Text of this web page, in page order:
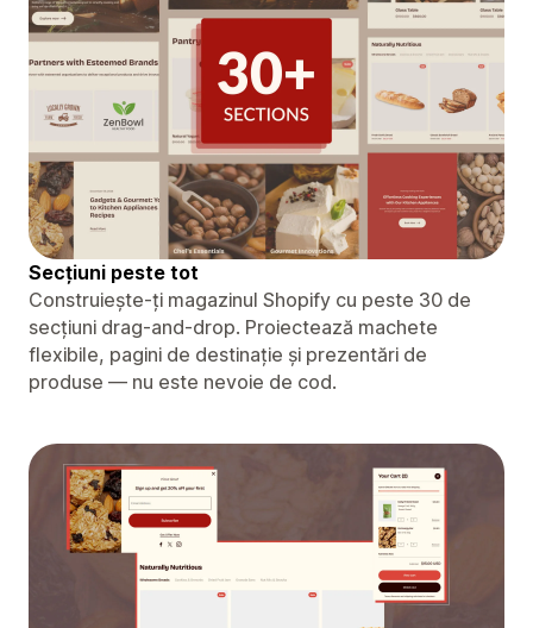
Secțiuni peste tot
Construiește-ți magazinul Shopify cu peste 30 de
secțiuni drag-and-drop. Proiectează machete
flexibile, pagini de destinație și prezentări de
produse — nu este nevoie de cod.